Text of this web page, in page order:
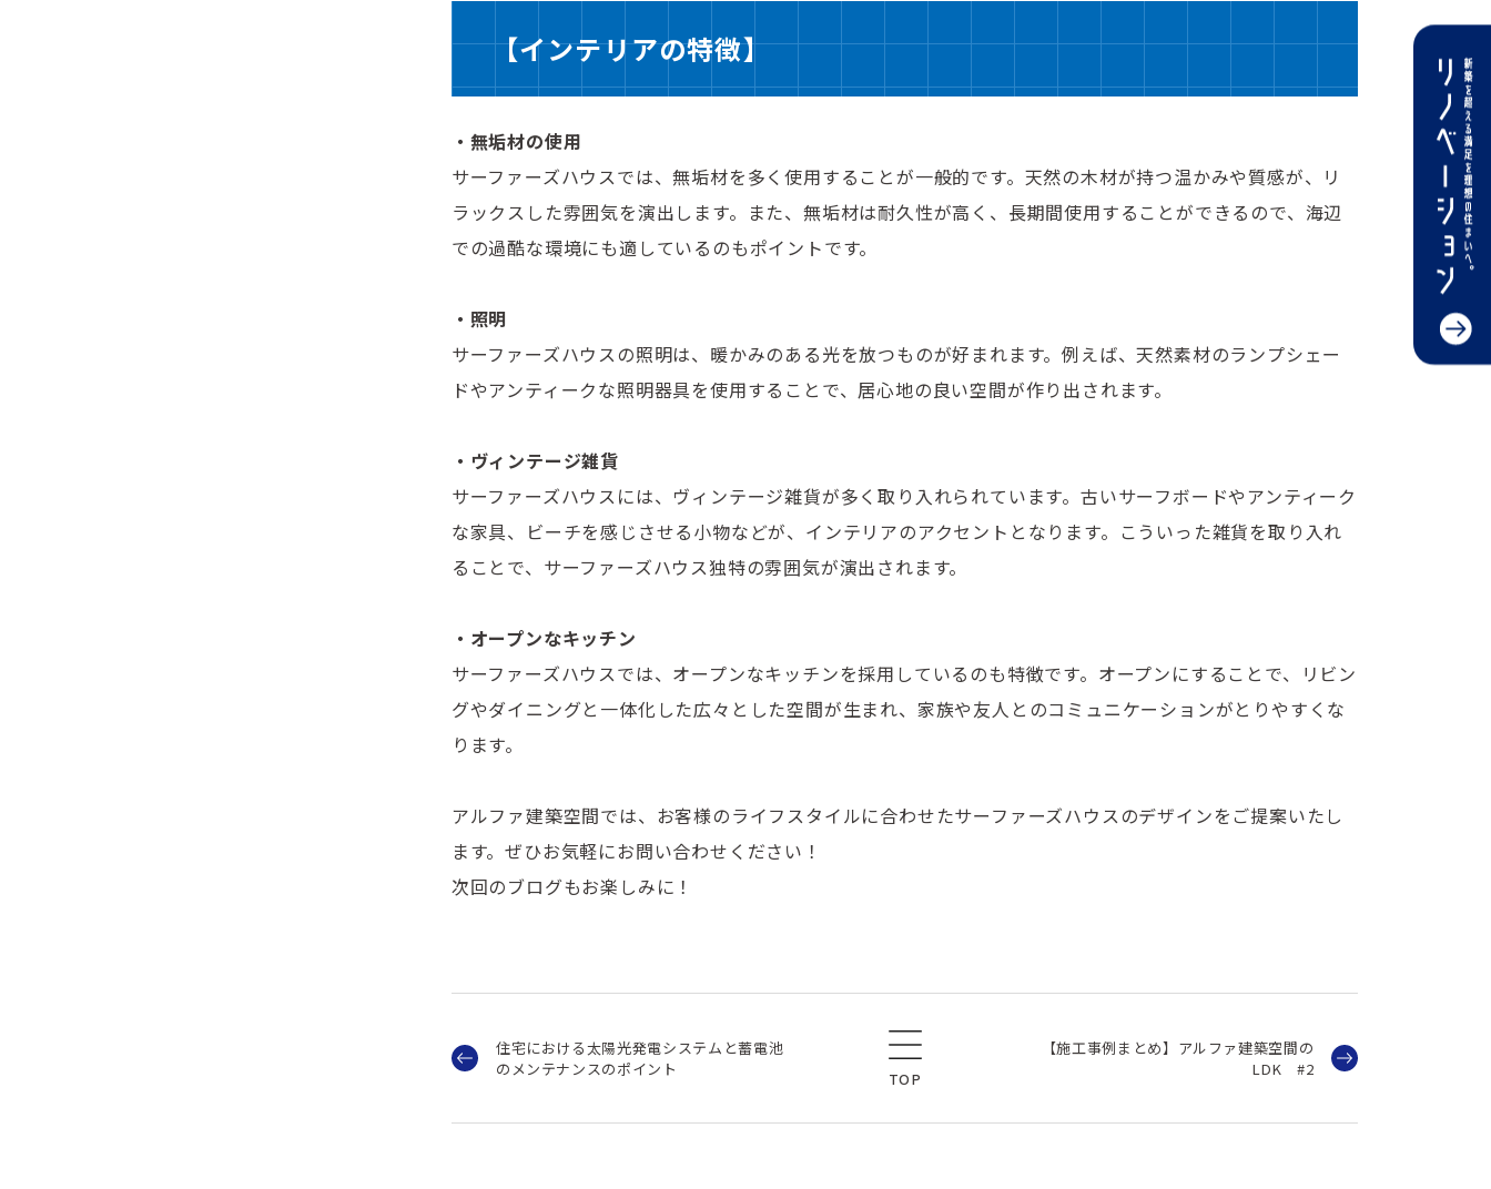
【インテリアの特徴】
・無垢材の使用
サーファーズハウスでは、無垢材を多く使用することが一般的です。天然の木材が持つ温かみや質感が、リ
ラックスした雰囲気を演出します。また、無垢材は耐久性が高く、長期間使用することができるので、海辺
での過酷な環境にも適しているのもポイントです。
・照明
サーファーズハウスの照明は、暖かみのある光を放つものが好まれます。例えば、天然素材のランプシェー
ドやアンティークな照明器具を使用することで、居心地の良い空間が作り出されます。
・ヴィンテージ雑貨
サーファーズハウスには、ヴィンテージ雑貨が多く取り入れられています。古いサーフボードやアンティーク
な家具、ビーチを感じさせる小物などが、インテリアのアクセントとなります。こういった雑貨を取り入れ
ることで、サーファーズハウス独特の雰囲気が演出されます。
・オープンなキッチン
サーファーズハウスでは、オープンなキッチンを採用しているのも特徴です。オープンにすることで、リビン
グやダイニングと一体化した広々とした空間が生まれ、家族や友人とのコミュニケーションがとりやすくな
ります。
アルファ建築空間では、お客様のライフスタイルに合わせたサーファーズハウスのデザインをご提案いたし
ます。ぜひお気軽にお問い合わせください！
次回のブログもお楽しみに！
住宅における太陽光発電システムと蓄電池
のメンテナンスのポイント
TOP
【施工事例まとめ】アルファ建築空間の
LDK #2